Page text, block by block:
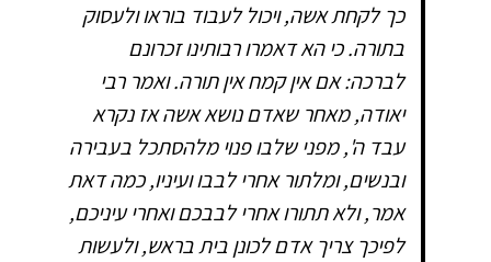
כך לקחת אשה, ויכול לעבוד בוראו ולעסוק
בתורה. כי הא דאמרו רבותינו זכרונם
לברכה: אם אין קמח אין תורה. ואמר רבי
יאודה, מאחר שאדם נושא אשה אז נקרא
עבד ה', מפני שלבו פנוי מלהסתכל בעבירה
ובנשים, ומלתור אחרי לבבו ועיניו, כמה דאת
אמר, ולא תתורו אחרי לבבכם ואחרי עיניכם,
לפיכך צריך אדם לכונן בית בראש, ולעשות